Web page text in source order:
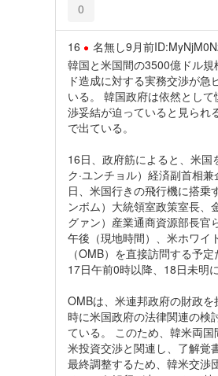
0
16 名無し9月前
韓国と米国間の3500億ドル
ド造成に対する実務交渉が急
いる。 韓国政府は依然とし
渉妥結が迫っていると見られ
で出ている。
16日、政府筋によると、米
ク·ユンチョル）経済副首相
日、米国行きの飛行機に搭乗
ンボム）大統領室政策室長、
グァン）産業通商資源部長官
午後（現地時間）、米ホワイ
（OMB）を直接訪問する予
17日午前0時以降、18日未明
OMBは、米連邦政府の財政
時に米国政府の法律関連の検
ている。 このため、韓米両
米投資交渉と関連し、了解覚
最終調整するため、韓米交渉